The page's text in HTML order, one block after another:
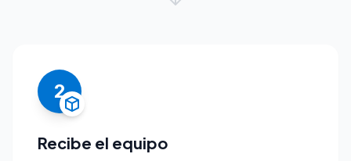
2
Recibe el equipo